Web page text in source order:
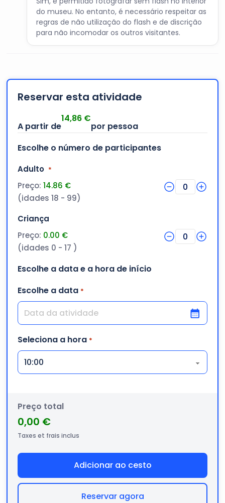
do museu. No entanto, é necessário respeitar as
regras de não utilização do flash e de discrição
para não incomodar os outros visitantes.
Reservar esta atividade
14,86 €
Escolhe o número de participantes
Adulto Quantidade
*
Preço: 14.86 € 0
(idades 18 - 99)
Criança
Preço: 0.00 € 0
(idades 0 - 17 )
Escolhe a data e a hora de início
Escolhe a data *
DD barra MM barra AAAA
Seleciona a hora *
Preço total
0,00 €
Taxes et frais inclus
Adicionar ao cesto
Reservar agora